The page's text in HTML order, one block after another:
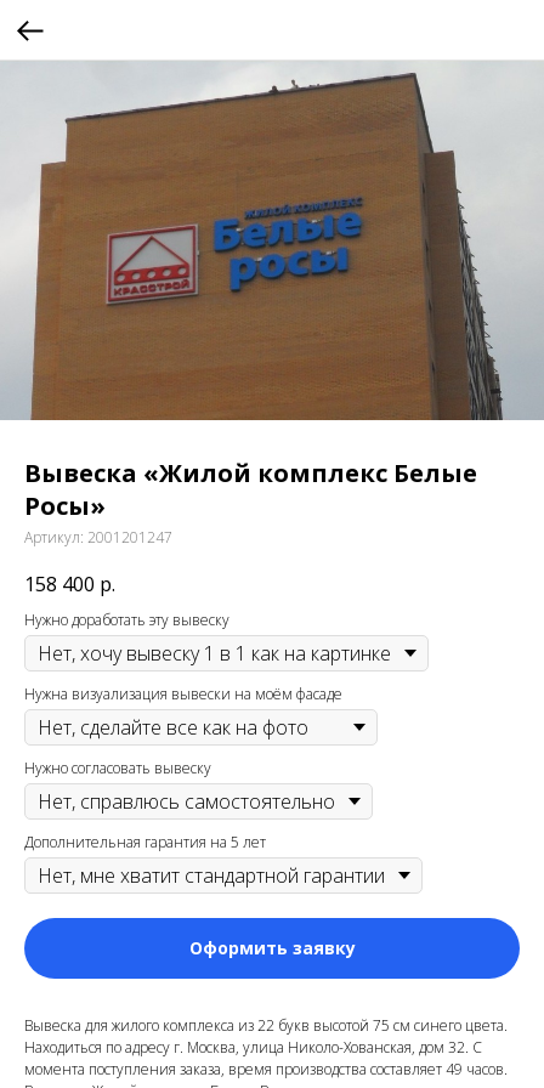
Вывеска «Жилой комплекс Белые
Росы»
Артикул: 2001201247
158 400 р.
Нужно доработать эту вывеску
Нужна визуализация вывески на моём фасаде
Нужно согласовать вывеску
Дополнительная гарантия на 5 лет
Оформить заявку
Вывеска для жилого комплекса из 22 букв высотой 75 см синего цвета.
Находиться по адресу г. Москва, улица Николо-Хованская, дом 32. С
момента поступления заказа, время производства составляет 49 часов.